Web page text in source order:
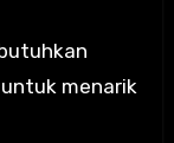
menarik